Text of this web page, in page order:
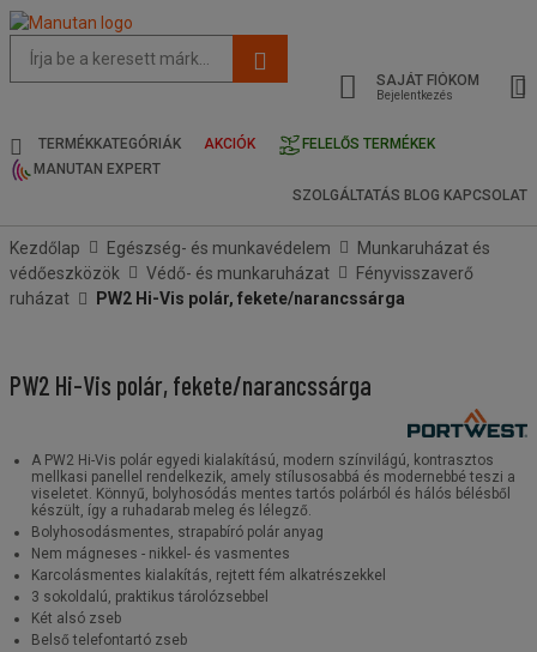
oldal
és
keresési
SAJÁT FIÓKOM
Bejelentkezés
TERMÉKKATEGÓRIÁK AKCIÓK
FELELŐS TERMÉKEK
MANUTAN EXPERT
SZOLGÁLTATÁS BLOG KAPCSOLAT
Kezdőlap Egészség- és munkavédelem
Munkaruházat és
védőeszközök
Védő- és munkaruházat
Fényvisszaverő
ruházat
PW2 Hi-Vis polár, fekete/narancssárga
PW2 Hi-Vis polár, fekete/narancssárga
A PW2 Hi-Vis polár egyedi kialakítású, modern színvilágú, kontrasztos
mellkasi panellel rendelkezik, amely stílusosabbá és modernebbé teszi a
viseletet. Könnyű, bolyhosódás mentes tartós polárból és hálós bélésből
készült, így a ruhadarab meleg és lélegző.
Bolyhosodásmentes, strapabíró polár anyag
Nem mágneses - nikkel- és vasmentes
Karcolásmentes kialakítás, rejtett fém alkatrészekkel
3 sokoldalú, praktikus tárolózsebbel
Két alsó zseb
Belső telefontartó zseb